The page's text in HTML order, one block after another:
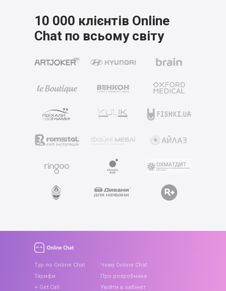
10 000 клієнтів Online
Chat по всьому світу
Тур по Online Chat
Тарифи
+ Get Call
Чому Online Chat
Про розробника
Увійти в кабінет